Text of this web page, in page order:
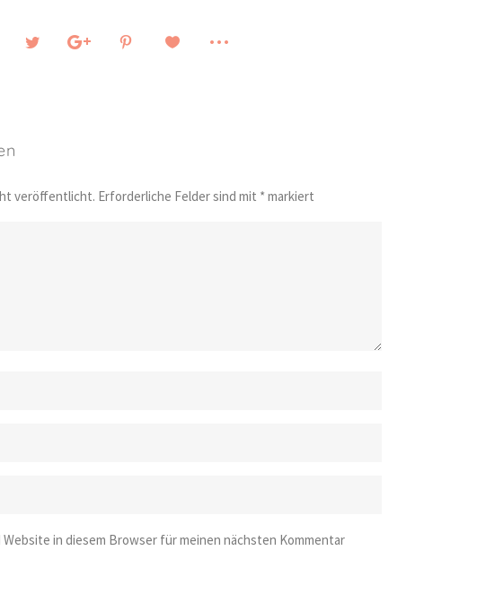
veröffentlicht. Erforderliche Felder sind mit *markiert
Website in diesem Browser für meinen nächsten Kommentar